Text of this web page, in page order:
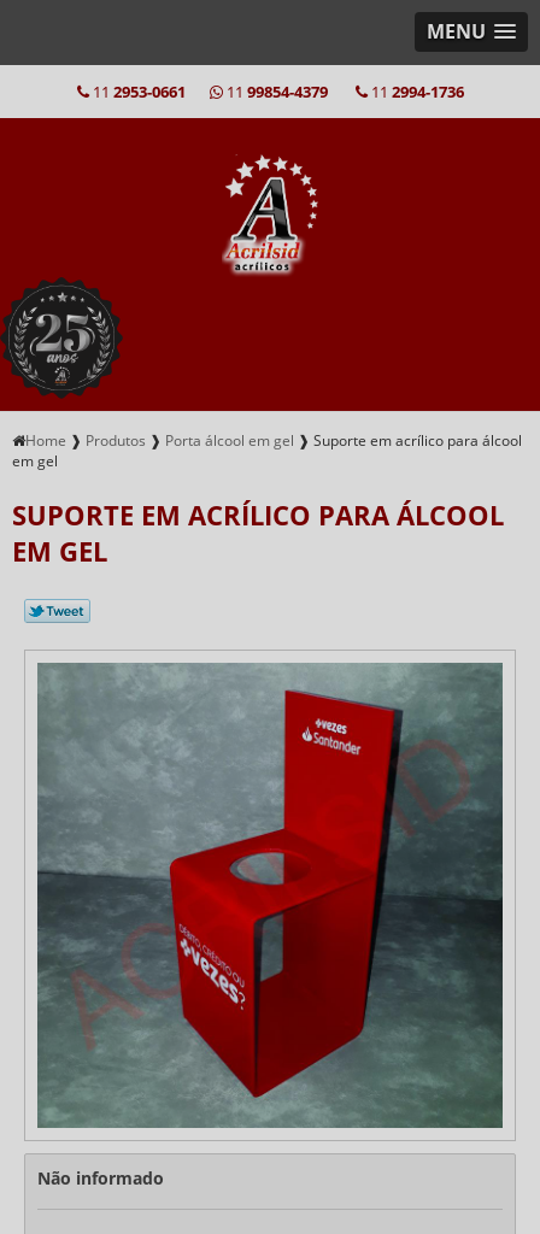
MENU
11 2953-0661 11 99854-4379 11 2994-1736
Home ❱ Produtos ❱ Porta álcool em gel ❱ Suporte em acrílico para álcool
em gel
SUPORTE EM ACRÍLICO PARA ÁLCOOL
EM GEL
Não informado